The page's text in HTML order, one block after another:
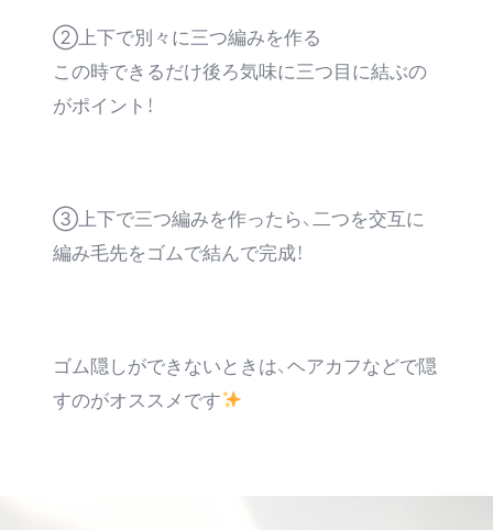
②上下で別々に三つ編みを作る
この時できるだけ後ろ気味に三つ目に結ぶの
がポイント！
③上下で三つ編みを作ったら、二つを交互に
編み毛先をゴムで結んで完成！
ゴム隠しができないときは、ヘアカフなどで隠
すのがオススメです